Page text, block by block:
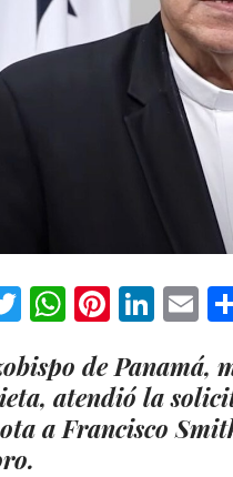
Twitter
de Panamá,
atendió la
a Francisco